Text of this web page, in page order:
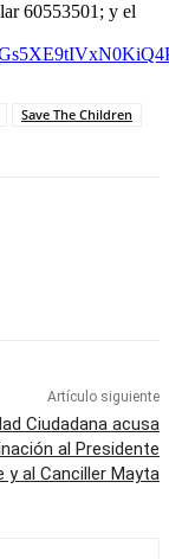
60553501; y el
Save The Children
Artículo siguiente
Ciudadana acusa
al Presidente
y al Canciller Mayta